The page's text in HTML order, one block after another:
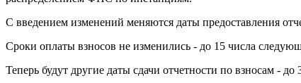
С введением изменений меняются даты предоставления
Сроки оплаты взносов не изменились - до 15 числа
Теперь будут другие даты сдачи отчетности по взносам -